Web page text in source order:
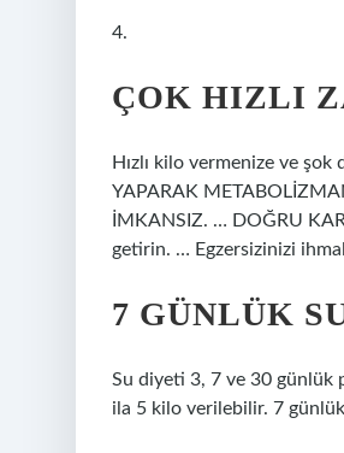
4.
ÇOK HIZLI
Hızlı kilo vermenize ve
YAPARAK
İMKANSIZ. … DOĞRU
getirin. … Egzersizinizi
7 GÜNLÜK
Su diyeti 3, 7 ve 30 günlük
ila 5 kilo verilebilir. 7